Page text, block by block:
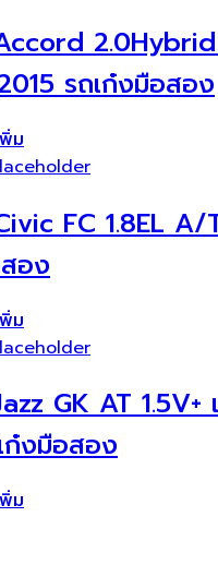
รถเก๋งมือสอง
ม
FC 1.8EL A/
อง
ม
GK AT 1.5V+
ก๋งมือสอง
ม